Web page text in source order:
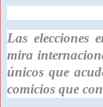
Las elecciones
mira
únicos que
comicios que